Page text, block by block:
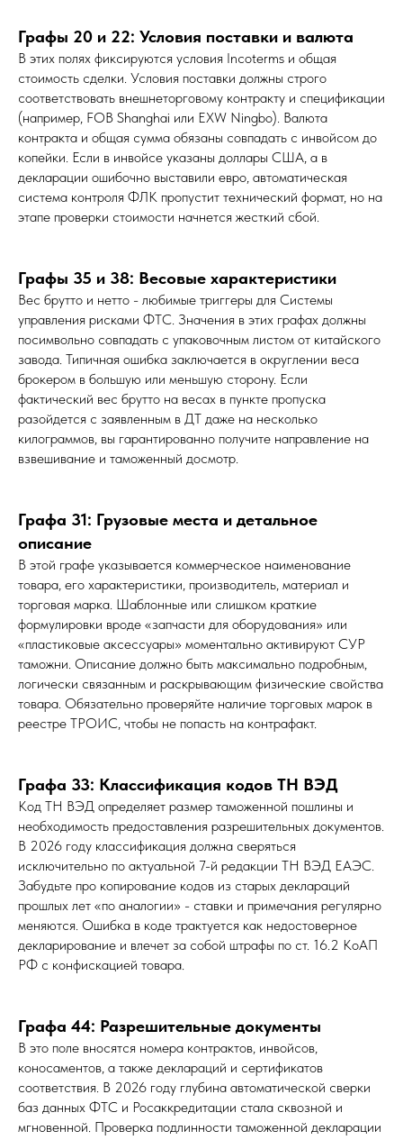
Графы 20 и 22: Условия поставки и валюта
В этих полях фиксируются условия Incoterms и общая
стоимость сделки. Условия поставки должны строго
соответствовать внешнеторговому контракту и спецификации
(например, FOB Shanghai или EXW Ningbo). Валюта
контракта и общая сумма обязаны совпадать с инвойсом до
копейки. Если в инвойсе указаны доллары США, а в
декларации ошибочно выставили евро, автоматическая
система контроля ФЛК пропустит технический формат, но на
этапе проверки стоимости начнется жесткий сбой.
Графы 35 и 38: Весовые характеристики
Вес брутто и нетто - любимые триггеры для Системы
управления рисками ФТС. Значения в этих графах должны
посимвольно совпадать с упаковочным листом от китайского
завода. Типичная ошибка заключается в округлении веса
брокером в большую или меньшую сторону. Если
фактический вес брутто на весах в пункте пропуска
разойдется с заявленным в ДТ даже на несколько
килограммов, вы гарантированно получите направление на
взвешивание и таможенный досмотр.
Графа 31: Грузовые места и детальное
описание
В этой графе указывается коммерческое наименование
товара, его характеристики, производитель, материал и
торговая марка. Шаблонные или слишком краткие
формулировки вроде «запчасти для оборудования» или
«пластиковые аксессуары» моментально активируют СУР
таможни. Описание должно быть максимально подробным,
логически связанным и раскрывающим физические свойства
товара. Обязательно проверяйте наличие торговых марок в
реестре ТРОИС, чтобы не попасть на контрафакт.
Графа 33: Классификация кодов ТН ВЭД
Код ТН ВЭД определяет размер таможенной пошлины и
необходимость предоставления разрешительных документов.
В 2026 году классификация должна сверяться
исключительно по актуальной 7-й редакции ТН ВЭД ЕАЭС.
Забудьте про копирование кодов из старых деклараций
прошлых лет «по аналогии» - ставки и примечания регулярно
меняются. Ошибка в коде трактуется как недостоверное
декларирование и влечет за собой штрафы по ст. 16.2 КоАП
РФ с конфискацией товара.
Графа 44: Разрешительные документы
В это поле вносятся номера контрактов, инвойсов,
коносаментов, а также деклараций и сертификатов
соответствия. В 2026 году глубина автоматической сверки
баз данных ФТС и Росаккредитации стала сквозной и
мгновенной. Проверка подлинности таможенной декларации